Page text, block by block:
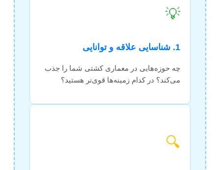
💡
1. شناسایی علاقه و توانایی
چه حوزه‌هایی در معماری کشتی شما را جذب
می‌کند؟ در کدام زمینه‌ها قوی‌تر هستید؟
🔍